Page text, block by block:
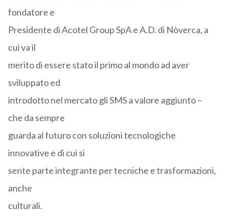
fondatore e
Presidente di Acotel Group SpA e A.D. di Nòverca, a
cui va il
merito di essere stato il primo al mondo ad aver
sviluppato ed
introdotto nel mercato gli SMS a valore aggiunto –
che da sempre
guarda al futuro con soluzioni tecnologiche
innovative e di cui si
sente parte integrante per tecniche e trasformazioni,
anche
culturali.